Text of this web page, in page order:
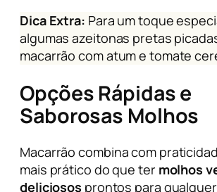
Dica Extra: Para um toque
algumas azeitonas pretas
macarrão com atum e tomate
Opções Rápidas e
Saborosas Molhos
Macarrão combina com
mais prático do que ter molhos
deliciosos prontos para